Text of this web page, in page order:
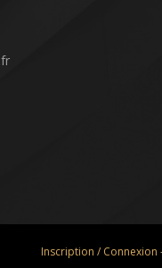
Inscription / Connexion